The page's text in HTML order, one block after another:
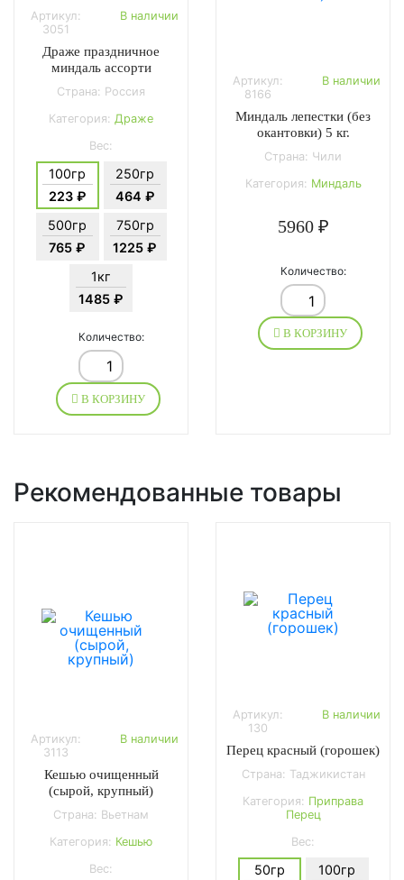
Артикул:
3051
В наличии
Драже праздничное
миндаль ассорти
Страна: Россия
Категория: Драже
Вес:
100гр
223 ₽
250гр
464 ₽
500гр
765 ₽
750гр
1225 ₽
1кг
1485 ₽
Количество:
В КОРЗИНУ
Артикул:
8166
В наличии
Миндаль лепестки (без
окантовки) 5 кг.
Страна: Чили
Категория: Миндаль
5960 ₽
Количество:
В КОРЗИНУ
Рекомендованные товары
Артикул:
3113
В наличии
Кешью очищенный
(сырой, крупный)
Страна: Вьетнам
Категория: Кешью
Вес:
Артикул:
130
В наличии
Перец красный (горошек)
Страна: Таджикистан
Категория: Приправа
Перец
Вес:
50гр
100гр